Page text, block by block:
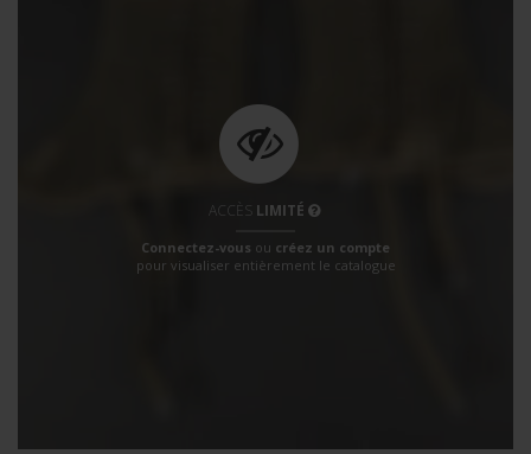
ACCÈS LIMITÉ
Connectez-vous ou créez un compte
pour visualiser entièrement le catalogue